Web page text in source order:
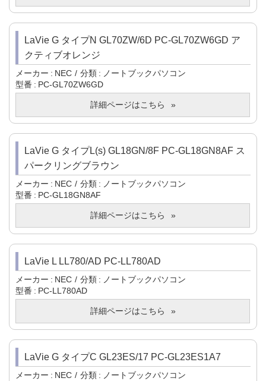
LaVie G タイプN GL70ZW/6D PC-GL70ZW6GD ア
クティブオレンジ
メーカー NEC 分類
ノートブックパソコン
型番
PC-GL70ZW6GD
詳細ページはこちら
LaVie G タイプL(s) GL18GN/8F PC-GL18GN8AF ス
パークリングブラウン
メーカー NEC 分類
ノートブックパソコン
型番
PC-GL18GN8AF
詳細ページはこちら
LaVie L LL780/AD PC-LL780AD
メーカー NEC 分類
ノートブックパソコン
型番
PC-LL780AD
詳細ページはこちら
LaVie G タイプC GL23ES/17 PC-GL23ES1A7
メーカー NEC 分類
ノートブックパソコン